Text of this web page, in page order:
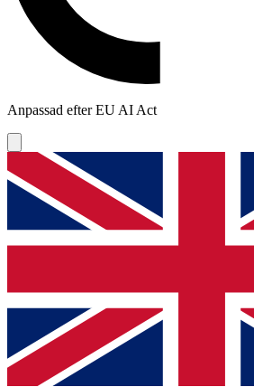
Anpassad efter EU AI Act